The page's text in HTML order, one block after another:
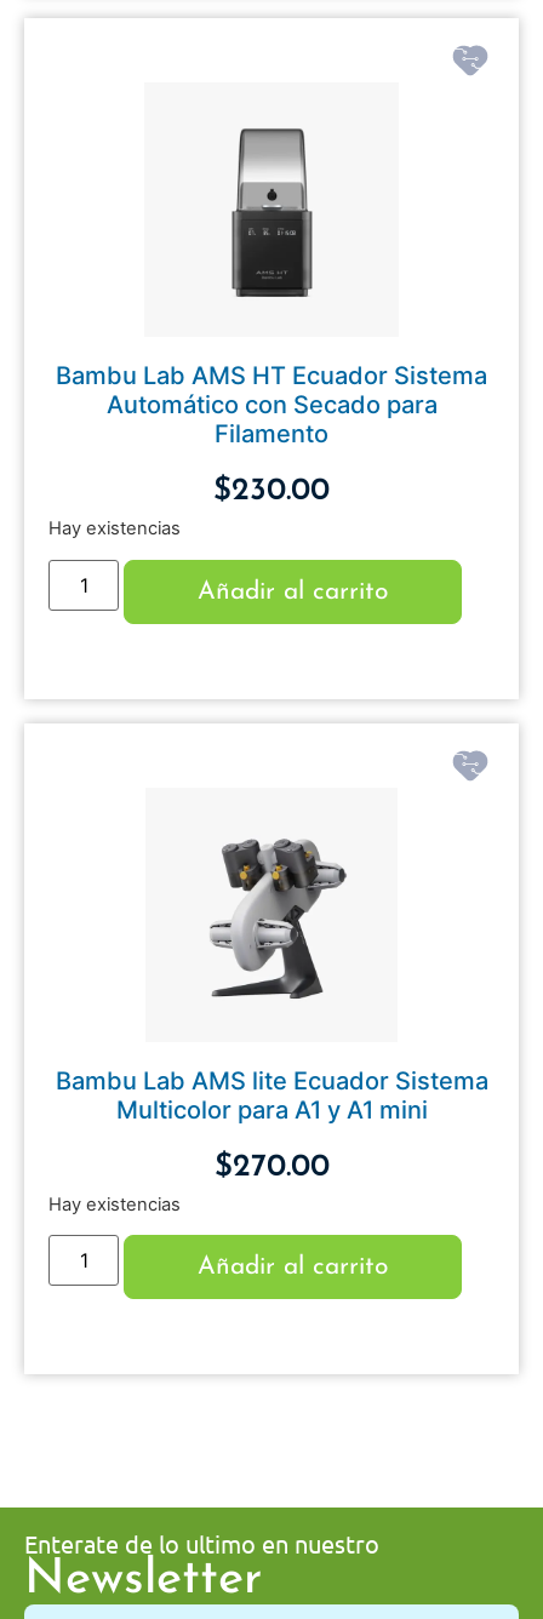
Bambu Lab AMS HT Ecuador Sistema
Automático con Secado para
Filamento
$230.00
Hay existencias
Añadir al carrito
Bambu Lab AMS lite Ecuador Sistema
Multicolor para A1 y A1 mini
$270.00
Hay existencias
Añadir al carrito
Enterate de lo ultimo en nuestro
Newsletter